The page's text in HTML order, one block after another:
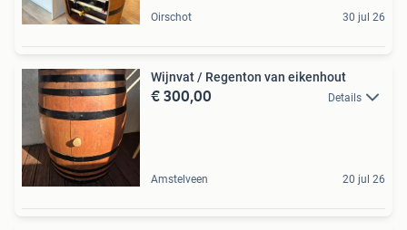
Oirschot 30 jul 26
Wijnvat / Regenton van eikenhout
€ 300,00 Details
Amstelveen 20 jul 26